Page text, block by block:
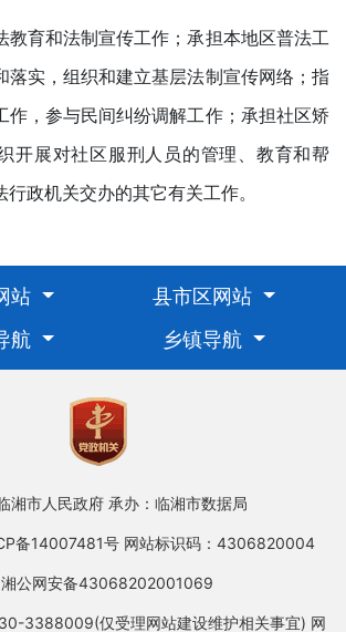
育和法制宣传工作；承担本地区普法工
落实，组织和建立基层法制宣传网络；指
作，参与民间纠纷调解工作；承担社区矫
开展对社区服刑人员的管理、教育和帮
政机关交办的其它有关工作。
站
县市区网站
航
乡镇导航
湘市人民政府 承办：临湘市数据局
备14007481号 网站标识码：4306820004
湘公网安备43068202001069
3388009(仅受理网站建设维护相关事宜) 网